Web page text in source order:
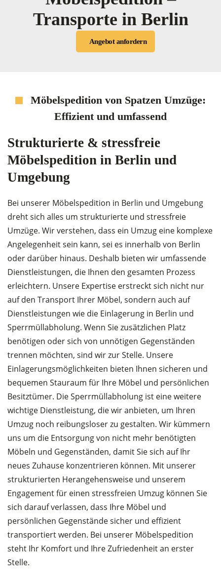
Transporte in Berlin
Angebot anfordern
Möbelspedition von Spatzen Umzüge:
Effizient und umfassend
Strukturierte & stressfreie
Möbelspedition in Berlin und
Umgebung
Bei unserer Möbelspedition in Berlin und Umgebung
dreht sich alles um strukturierte und stressfreie
Umzüge. Wir verstehen, dass ein Umzug eine komplexe
Angelegenheit sein kann, sei es innerhalb von Berlin
oder darüber hinaus. Deshalb bieten wir umfassende
Dienstleistungen, die Ihnen den gesamten Prozess
erleichtern. Unsere Expertise erstreckt sich nicht nur
auf den Transport Ihrer Möbel, sondern auch auf
Dienstleistungen wie die Einlagerung in Berlin und
Sperrmüllabholung. Wenn Sie zusätzlichen Platz
benötigen oder sich von unnötigen Gegenständen
trennen möchten, sind wir zur Stelle. Unsere
Einlagerungsmöglichkeiten bieten Ihnen sicheren und
bequemen Stauraum für Ihre Möbel und persönlichen
Besitztümer. Die Sperrmüllabholung ist eine weitere
wichtige Dienstleistung, die wir anbieten, um Ihren
Umzug noch reibungsloser zu gestalten. Wir kümmern
uns um die Entsorgung von nicht mehr benötigten
Möbeln und Gegenständen, damit Sie sich auf Ihr
neues Zuhause konzentrieren können. Mit unserer
strukturierten Herangehensweise und unserem
Engagement für einen stressfreien Umzug können Sie
sich darauf verlassen, dass Ihre Möbel und
persönlichen Gegenstände sicher und effizient
transportiert werden. Bei unserer Möbelspedition
steht Ihr Komfort und Ihre Zufriedenheit an erster
Stelle.